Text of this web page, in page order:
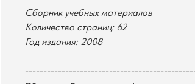
Сборник учебных материалов
Количество страниц: 62
Год издания: 2008